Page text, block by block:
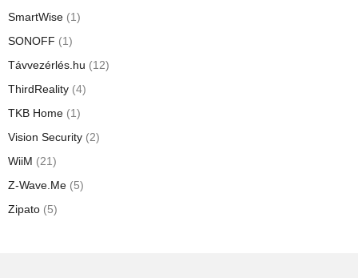
SmartWise (1)
SONOFF (1)
Távvezérlés.hu (12)
ThirdReality (4)
TKB Home (1)
Vision Security (2)
WiiM (21)
Z-Wave.Me (5)
Zipato (5)